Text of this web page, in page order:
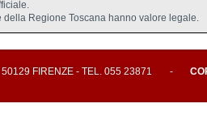
Regione Toscana hanno valore legale.
FIRENZE - TEL. 055 23871 -